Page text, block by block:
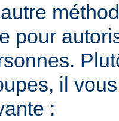
pour
il
: